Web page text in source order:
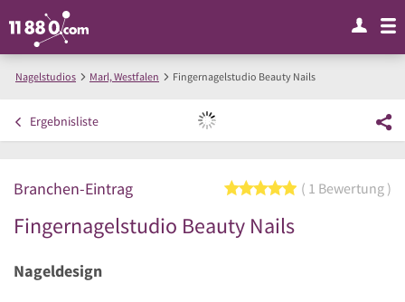
Nagelstudios Marl, Westfalen Fingernagelstudio Beauty Nails
Ergebnisliste
Branchen-Eintrag 5 von 5 Sternen
1 Bewertung
Fingernagelstudio Beauty Nails
Nageldesign